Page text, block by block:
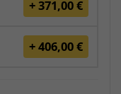
+ 371,00 €
+ 406,00 €